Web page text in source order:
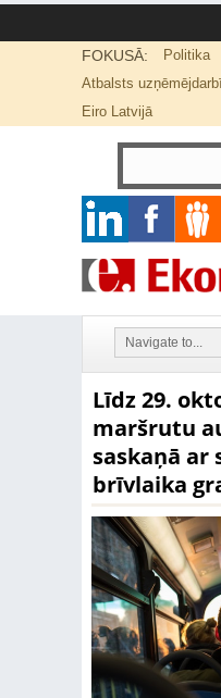
FOKUSĀ: Politika
Atbalsts
Eiro Latvijā
Līdz 29.
maršrutu
saskaņā ar
brīvlaika